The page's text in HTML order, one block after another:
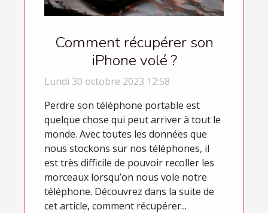
Comment récupérer son
iPhone volé ?
Lundi 30 octobre 2023 12:58
Perdre son téléphone portable est
quelque chose qui peut arriver à tout le
monde. Avec toutes les données que
nous stockons sur nos téléphones, il
est très difficile de pouvoir recoller les
morceaux lorsqu’on nous vole notre
téléphone. Découvrez dans la suite de
cet article, comment récupérer...